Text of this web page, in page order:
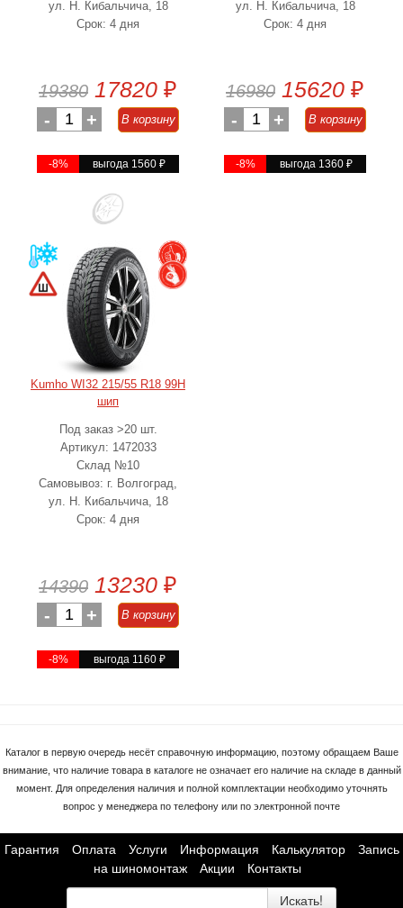
ул. Н. Кибальчича, 18
Срок: 4 дня
19380 17820 ₽
- 1 + В корзину
-8% выгода 1560₽
ул. Н. Кибальчича, 18
Срок: 4 дня
16980 15620 ₽
- 1 + В корзину
-8% выгода 1360₽
Kumho WI32 215/55 R18 99H
шип
Под заказ >20 шт.
Артикул: 1472033
Склад №10
Самовывоз: г. Волгоград,
ул. Н. Кибальчича, 18
Срок: 4 дня
14390 13230 ₽
- 1 + В корзину
-8% выгода 1160 ₽
Каталог в первую очередь несёт справочную информацию, поэтому обращаем Ваше
внимание, что наличие товара в каталоге не означает его наличие на складе в данный
момент. Для определения наличия и полной комплектации необходимо уточнять
вопрос у менеджера по телефону или по электронной почте
Гарантия Оплата Услуги Информация Калькулятор
Запись
на шиномонтаж
Акции Контакты
Искать!